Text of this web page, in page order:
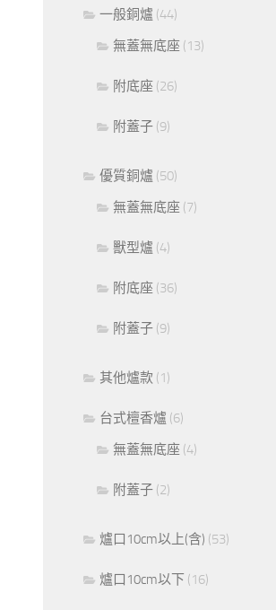
一般銅爐 (44)
無蓋無底座 (13)
附底座 (26)
附蓋子 (9)
優質銅爐 (50)
無蓋無底座 (7)
獸型爐 (4)
附底座 (36)
附蓋子 (9)
其他爐款 (1)
台式檀香爐 (6)
無蓋無底座 (4)
附蓋子 (2)
爐口10cm以上(含) (53)
爐口10cm以下 (16)